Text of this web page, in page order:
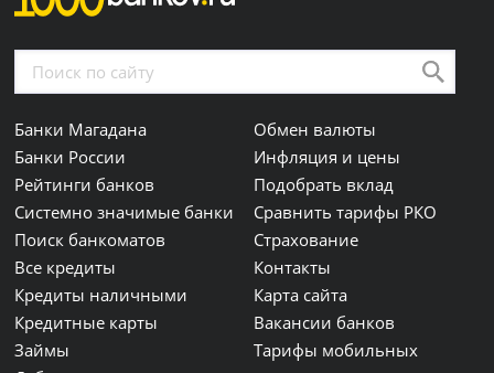
Банки Магадана
Банки России
Рейтинги банков
Системно значимые банки
Поиск банкоматов
Все кредиты
Кредиты наличными
Кредитные карты
Займы
Обмен валюты
Инфляция и цены
Подобрать вклад
Сравнить тарифы РКО
Страхование
Контакты
Карта сайта
Вакансии банков
Тарифы мобильных